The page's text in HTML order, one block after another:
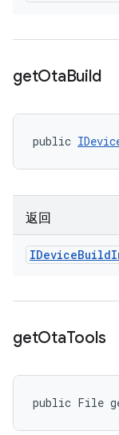
getOtaBuild
public
返回
IDeviceBuild
getOtaTools
public File